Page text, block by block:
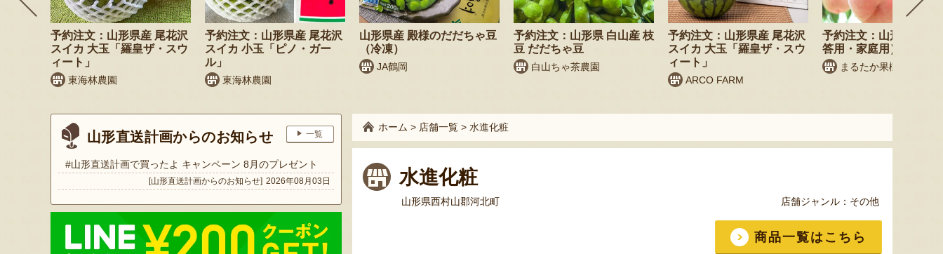
予約注文：山形県産 尾花沢
スイカ 大玉「羅皇ザ・スウ
ィート」
東海林農園
予約注文：山形県産 尾花沢
スイカ 小玉「ピノ・ガー
ル」
東海林農園
山形県産 殿様のだだちゃ豆
（冷凍）
JA鶴岡
予約注文：山形県 白山産 枝
豆 だだちゃ豆
白山ちゃ茶農園
予約注文：山形県産 尾花沢
スイカ 大玉「羅皇ザ・スウ
ィート」
ARCO FARM
予約注文：山形県産 桃
答用・家庭用）
まるたか果樹園
山形直送計画からのお知らせ 一覧
#山形直送計画で買ったよ キャンペーン 8月のプレゼント
[山形直送計画からのお知らせ] 2026年08月03日
ホーム > 店舗一覧 > 水進化粧
水進化粧
山形県西村山郡河北町 店舗ジャンル： その他
商品一覧はこちら